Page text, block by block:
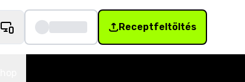
Receptfeltöltés